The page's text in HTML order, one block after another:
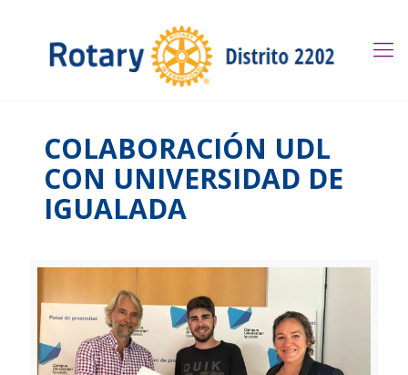
COLABORACIÓN UDL
CON UNIVERSIDAD DE
IGUALADA